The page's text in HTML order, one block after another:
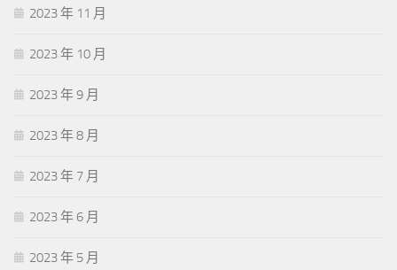
2023 年 11 月
2023 年 10 月
2023 年 9 月
2023 年 8 月
2023 年 7 月
2023 年 6 月
2023 年 5 月